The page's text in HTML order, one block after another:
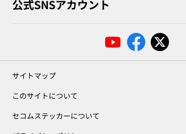
公式SNSアカウント
サイトマップ
このサイトについて
セコムステッカーについて